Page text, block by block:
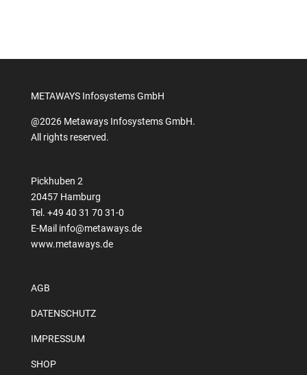
METAWAYS Infosystems GmbH
@2026 Metaways Infosystems GmbH.
All rights reserved.
Pickhuben 2
20457 Hamburg
Tel. +49 40 31 70 31-0
E-Mail info@metaways.de
www.metaways.de
AGB
DATENSCHUTZ
IMPRESSUM
SHOP